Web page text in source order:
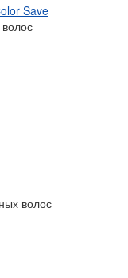
Save
волос